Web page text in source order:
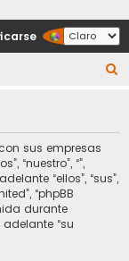
c
sus empresas
“nuestro”, “”,
“ellos”, “sus”,
“phpBB
durante
“su